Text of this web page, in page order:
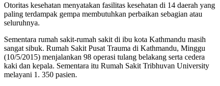
Otoritas kesehatan menyatakan fasilitas kesehatan di 14 daerah yang
paling terdampak gempa membutuhkan perbaikan sebagian atau
seluruhnya.
Sementara rumah sakit-rumah sakit di ibu kota Kathmandu masih
sangat sibuk. Rumah Sakit Pusat Trauma di Kathmandu, Minggu
(10/5/2015) menjalankan 98 operasi tulang belakang serta cedera
kaki dan kepala. Sementara itu Rumah Sakit Tribhuvan University
melayani 1. 350 pasien.